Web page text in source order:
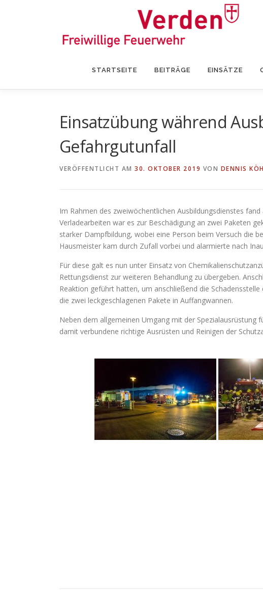
STARTSEITE BEITRÄGE EINSÄTZE
Einsatzübung während
Gefahrgutunfall
VERÖFFENTLICHT AM 30. OKTOBER 2019 VON DENNIS
Im Rahmen des zweiwöchentlichen Ausbildungsdienstes
Verladearbeiten war es zur Beschädigung an zwei Paketen
starker Dampfbildung, wobei eine Person beim Versuch die
Hausmeister kam durch Zufall vorbei und alarmierte nach
Für diese galt es nun unter Einsatz von
Rettungsdienst zur weiteren Behandlung zu übergeben.
Reaktion geführt hatten, um anschließend die
die zwei leckgeschlagenen Pakete in Auffangwannen.
Neben dem allgemeinen Umgang mit der Spezialausrüstung
damit verbundene richtige Ausrüsten und Reinigen der